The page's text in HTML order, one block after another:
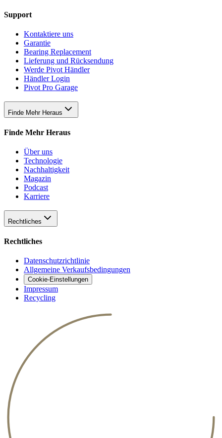
Support
Kontaktiere uns
Garantie
Bearing Replacement
Lieferung und Rücksendung
Werde Pivot Händler
Händler Login
Pivot Pro Garage
Finde Mehr Heraus
Finde Mehr Heraus
Über uns
Technologie
Nachhaltigkeit
Magazin
Podcast
Karriere
Rechtliches
Rechtliches
Datenschutzrichtlinie
Allgemeine Verkaufsbedingungen
Cookie-Einstellungen
Impressum
Recycling